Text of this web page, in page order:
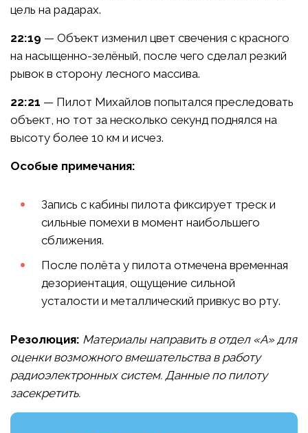
цель на радарах.
22:19 — Объект изменил цвет свечения с красного
на насыщенно-зелёный, после чего сделал резкий
рывок в сторону лесного массива.
22:21 — Пилот Михайлов попытался преследовать
объект, но тот за несколько секунд поднялся на
высоту более 10 км и исчез.
Особые примечания:
Запись с кабины пилота фиксирует треск и
сильные помехи в момент наибольшего
сближения.
После полёта у пилота отмечена временная
дезориентация, ощущение сильной
усталости и металлический привкус во рту.
Резолюция: Материалы направить в отдел «А» для
оценки возможного вмешательства в работу
радиоэлектронных систем. Данные по пилоту
засекретить.